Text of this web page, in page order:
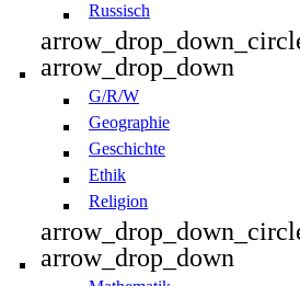
Russisch
arrow_drop_down
G/R/W
Geographie
Geschichte
Ethik
Religion
arrow_drop_down